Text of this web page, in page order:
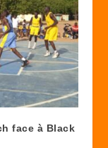
face à Black